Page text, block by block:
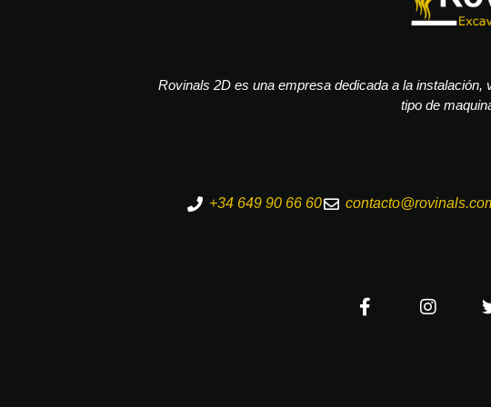
Rovinals 2D es una empresa dedicada a la
tipo de
+34 649 90 66 60